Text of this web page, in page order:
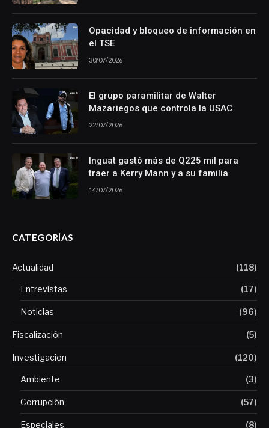
Opacidad y bloqueo de información en
el TSE
30/07/2026
El grupo paramilitar de Walter
Mazariegos que controla la USAC
22/07/2026
Inguat gastó más de Q225 mil para
traer a Kerry Mann y a su familia
14/07/2026
CATEGORÍAS
Actualidad (118)
Entrevistas (17)
Noticias (96)
Fiscalización (5)
Investigacion (120)
Ambiente (3)
Corrupción (57)
Especiales (8)